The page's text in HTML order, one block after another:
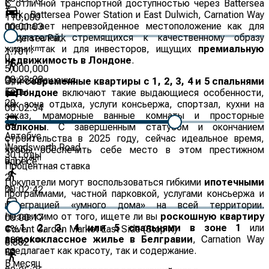
С отличной транспортной доступностью через Battersea
Park, Battersea Power Station и East Dulwich, Carnation Way
предлагает непревзойденное местоположение как для
покупателей, стремящихся к качественному образу
жизни, так и для инвесторов, ищущих премиальную
недвижимость в Лондоне.
Этисовременные квартиры с 1, 2, 3, 4 и 5 спальнями
в Лондоне включают такие выдающиеся особенности,
как зона отдыха, услуги консьержа, спортзал, кухни на
заказ, мраморные ванные комнаты и просторные
балконы. С завершенным статусом и окончанием
строительства в 2025 году, сейчас идеальное время,
чтобы обеспечить себе место в этом престижном
адресе.
Покупатели могут воспользоваться гибкими ипотечными
программами, частной парковкой, услугами консьержа и
интеграцией «умного дома» на всей территории.
Независимо от того, ищете ли вы роскошную квартиру
с 1, 2, 3, 4 или 5 спальнями в зоне 1
или
высококлассное жилье в Белгравии, Carnation Way
предлагает как красоту, так и содержание.
00:01:03
Battersea Park
1.701km
00:23:28
00:02:34
Автобус
Wandsworth Road
0.171km
00:02:42
00:00:17
Covent Garden Market East Side (Stop X)
0.382km
£
110,000
0
5,000,000
Срок погашения
Годы
20
1
30 Годы
Процентная ставка
2
%
1%
30%
£0
В месяц